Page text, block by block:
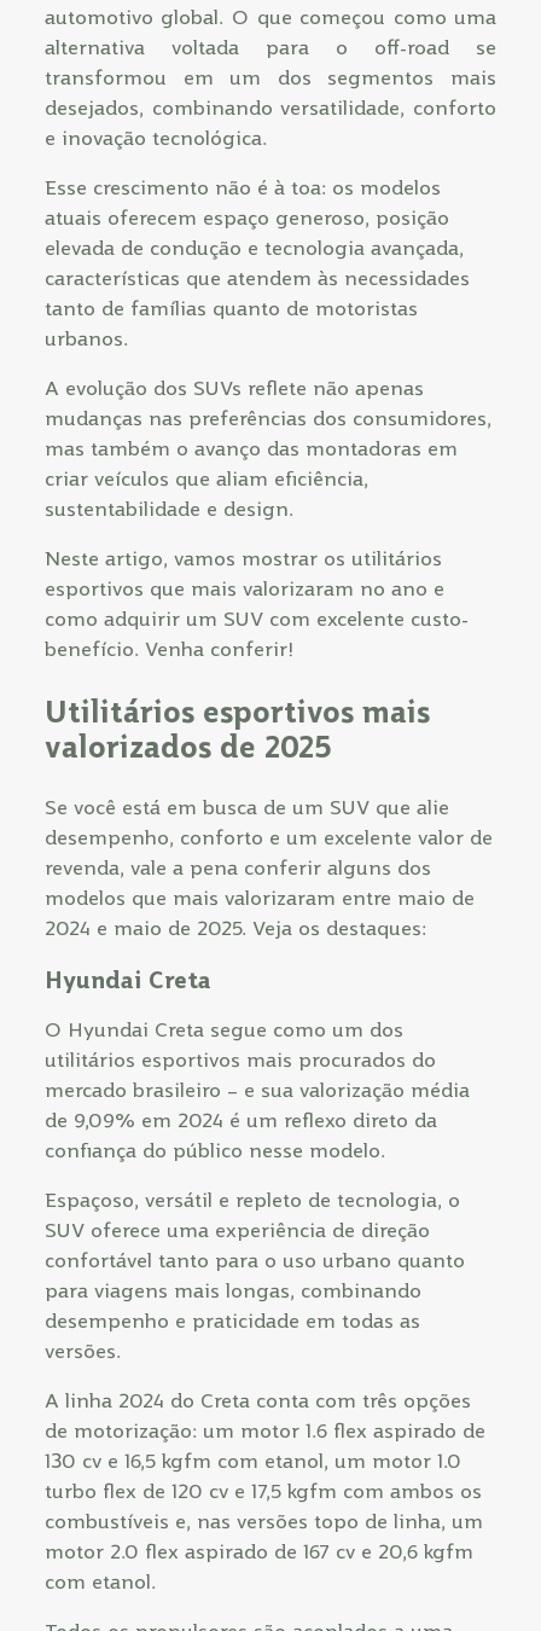
automotivo global. O que começou como uma
alternativa voltada para o off-road se
transformou em um dos segmentos mais
desejados, combinando versatilidade, conforto
e inovação tecnológica.
Esse crescimento não é à toa: os modelos
atuais oferecem espaço generoso, posição
elevada de condução e tecnologia avançada,
características que atendem às necessidades
tanto de famílias quanto de motoristas
urbanos.
A evolução dos SUVs reflete não apenas
mudanças nas preferências dos consumidores,
mas também o avanço das montadoras em
criar veículos que aliam eficiência,
sustentabilidade e design.
Neste artigo, vamos mostrar os utilitários
esportivos que mais valorizaram no ano e
como adquirir um SUV com excelente custo-
benefício. Venha conferir!
Utilitários esportivos mais
valorizados de 2025
Se você está em busca de um SUV que alie
desempenho, conforto e um excelente valor de
revenda, vale a pena conferir alguns dos
modelos que mais valorizaram entre maio de
2024 e maio de 2025. Veja os destaques:
Hyundai Creta
O Hyundai Creta segue como um dos
utilitários esportivos mais procurados do
mercado brasileiro – e sua valorização média
de 9,09% em 2024 é um reflexo direto da
confiança do público nesse modelo.
Espaçoso, versátil e repleto de tecnologia, o
SUV oferece uma experiência de direção
confortável tanto para o uso urbano quanto
para viagens mais longas, combinando
desempenho e praticidade em todas as
versões.
A linha 2024 do Creta conta com três opções
de motorização: um motor 1.6 flex aspirado de
130 cv e 16,5 kgfm com etanol, um motor 1.0
turbo flex de 120 cv e 17,5 kgfm com ambos os
combustíveis e, nas versões topo de linha, um
motor 2.0 flex aspirado de 167 cv e 20,6 kgfm
com etanol.